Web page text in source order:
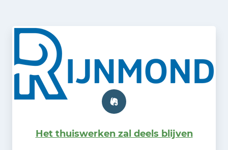
Het thuiswerken zal deels blijven